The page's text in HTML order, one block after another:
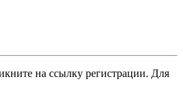
на ссылку регистрации. Для